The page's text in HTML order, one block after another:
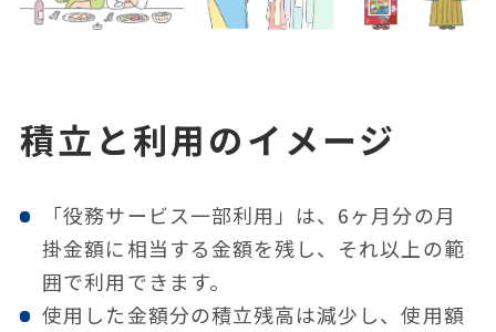
積⽴と利⽤のイメージ
「役務サービス⼀部利⽤」は、6ヶ⽉分の⽉
掛⾦額に相当する⾦額を残し、それ以上の範
囲で利⽤できます。
使⽤した⾦額分の積⽴残⾼は減少し、使⽤額